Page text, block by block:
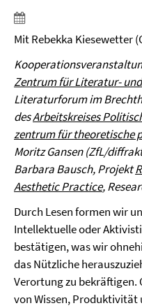
Mit Rebekka Kiesewetter
Zentrum für Literatur-
Literaturforum im
desArbeitskreises
zentrum für theoretische
Moritz Gansen (ZfL/
Barbara Bausch, Projekt
Aesthetic Practice,
Durch Lesen formen wir
Intellektuelle oder
bestätigen, was wir
das Nützliche
Verortung zu bekräftigen.
von Wissen, Produktivität